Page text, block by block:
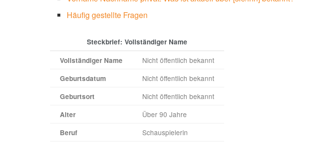
Häufig gestellte Fragen
Steckbrief: Vollständiger Name
Vollständiger Name
Nicht öffentlich bekannt
Geburtsdatum Nicht öffentlich bekannt
Geburtsort Nicht öffentlich bekannt
Alter Über 90 Jahre
Beruf Schauspielerin